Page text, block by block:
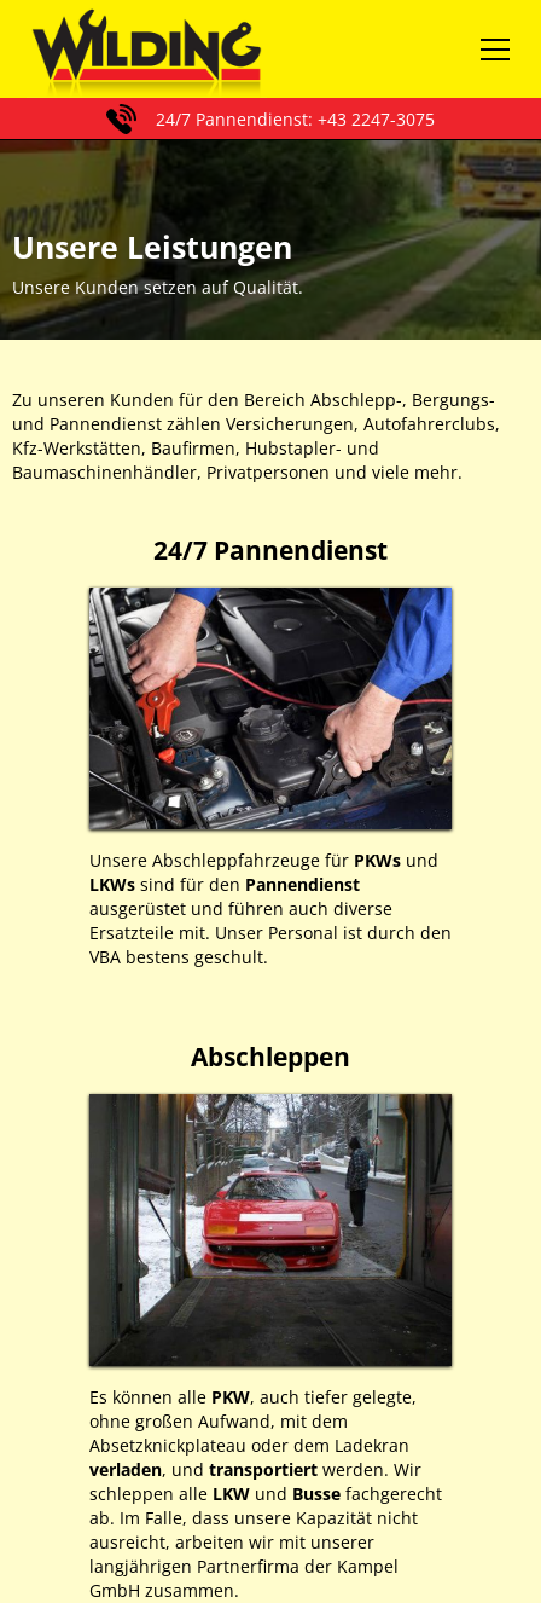
24/7 Pannendienst: +43 2247-3075
Unsere Leistungen
Unsere Kunden setzen auf Qualität.
Zu unseren Kunden für den Bereich Abschlepp-, Bergungs-
und Pannendienst zählen Versicherungen, Autofahrerclubs,
Kfz-Werkstätten, Baufirmen, Hubstapler- und
Baumaschinenhändler, Privatpersonen und viele mehr.
24/7 Pannendienst
Unsere Abschleppfahrzeuge für PKWs und
LKWs sind für den Pannendienst
ausgerüstet und führen auch diverse
Ersatzteile mit. Unser Personal ist durch den
VBA bestens geschult.
Abschleppen
Es können alle PKW, auch tiefer gelegte,
ohne großen Aufwand, mit dem
Absetzknickplateau oder dem Ladekran
verladen, und transportiert werden. Wir
schleppen alle LKW und Busse fachgerecht
ab. Im Falle, dass unsere Kapazität nicht
ausreicht, arbeiten wir mit unserer
langjährigen Partnerfirma der Kampel
GmbH zusammen.